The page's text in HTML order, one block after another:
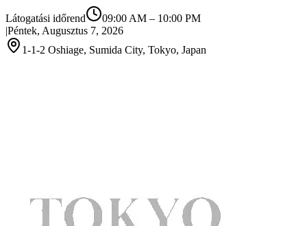
Látogatási időrend 09:00 AM – 10:00 PM
|Péntek, Augusztus 7, 2026
1-1-2 Oshiage, Sumida City, Tokyo, Japan